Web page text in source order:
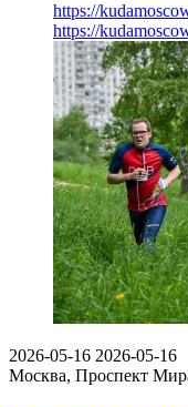
https://
https://
2026-05-16 2026-05-16
Москва, Проспект